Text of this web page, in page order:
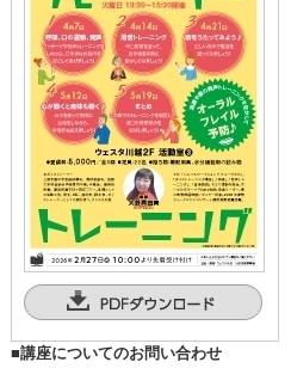
■講座についてのお問い合わせ